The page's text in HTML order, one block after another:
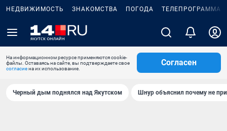
НЕДВИЖИМОСТЬ ЗНАКОМСТВА ПОГОДА ТЕЛЕПРОГРАММА
На информационном ресурсе применяются cookie-
файлы. Оставаясь на сайте, вы подтверждаете свое
согласиена их использование.
Согласен
Черный дым поднялся над Якутском Шнур объяснил почему не